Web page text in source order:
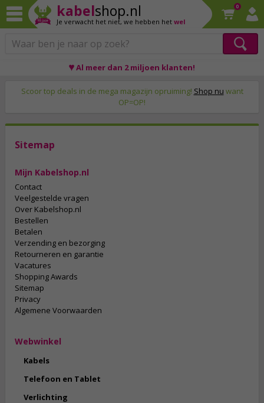
kabelshop.nl
Je verwacht het niet, we hebben het wel
0
♥ Al meer dan 2 miljoen klanten!
Scoor top deals in de mega magazijn opruiming! Shop nu want
OP=OP!
Sitemap
Webwinkel
Kabels
Telefoon en Tablet
Verlichting
Mijn Kabelshop.nl
Contact
Veelgestelde vragen
Over Kabelshop.nl
Bestellen
Betalen
Verzending en bezorging
Retourneren en garantie
Vacatures
Shopping Awards
Sitemap
Privacy
Algemene Voorwaarden